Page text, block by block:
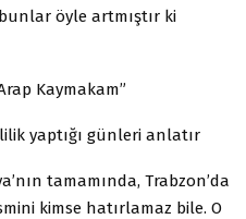
öyle artmıştır ki
Kaymakam”
yaptığı günleri anlatır
tamamında, Trabzon’da
kimse hatırlamaz bile. O